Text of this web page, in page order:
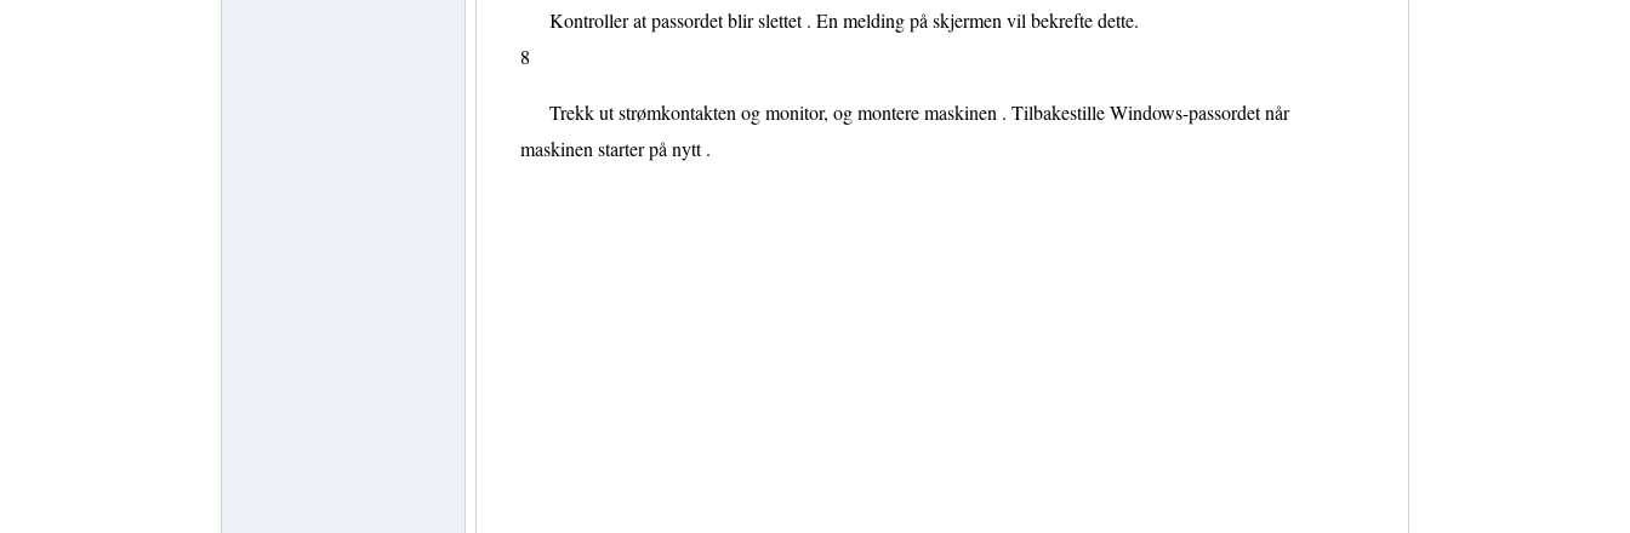
Kontroller at passordet blir slettet . En melding på skjermen vil bekrefte dette.
8
Trekk ut strømkontakten og monitor, og montere maskinen . Tilbakestille Windows-passordet når
maskinen starter på nytt .